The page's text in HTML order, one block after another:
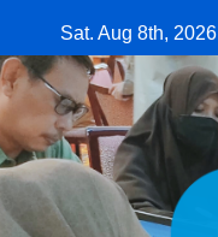
to
content
Sat. Aug 8th, 2026